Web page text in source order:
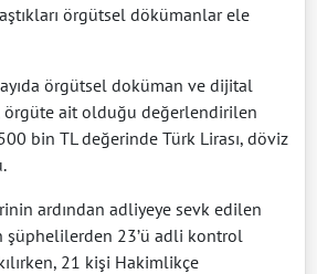
örgütsel dökümanlar ele
örgütsel doküman ve dijital
örgüte ait olduğu değerlendirilen
bin TL değerinde Türk Lirası, döviz
ardından adliyeye sevk edilen
şüphelilerden 23’ü adli kontrol
21 kişi Hakimlikçe